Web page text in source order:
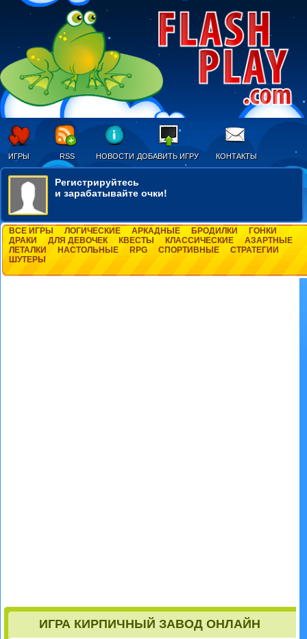
ИГРЫ RSS НОВОСТИ ДОБАВИТЬ ИГРУ КОНТАКТЫ
Регистрируйтесь
и зарабатывайте очки!
ВСЕ ИГРЫ ЛОГИЧЕСКИЕ АРКАДНЫЕ БРОДИЛКИ
ГОНКИ
ДРАКИ
ДЛЯ ДЕВОЧЕК КВЕСТЫ КЛАССИЧЕСКИЕ
АЗАРТНЫЕ
ЛЕТАЛКИ
НАСТОЛЬНЫЕ RPG СПОРТИВНЫЕ
СТРАТЕГИИ
ШУТЕРЫ
ИГРА КИРПИЧНЫЙ ЗАВОД ОНЛАЙН